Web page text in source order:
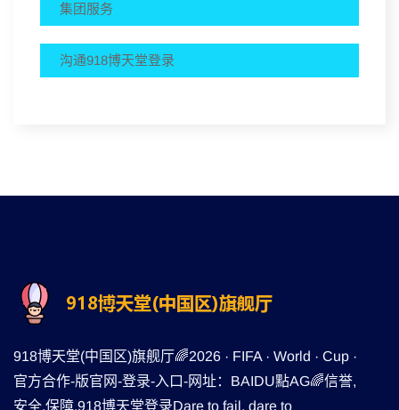
集团服务
沟通918博天堂登录
918博天堂(中国区)旗舰厅🌈2026 · FIFA · World · Cup ·
官方合作-版官网-登录-入口-网址：BAIDU點AG🌈信誉,
安全,保障,918博天堂登录Dare to fail, dare to